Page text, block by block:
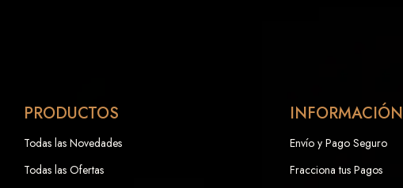
PRODUCTOS
Todas las Novedades
Todas las Ofertas
INFORMACIÓN
Envío y Pago Seguro
Fracciona tus Pagos